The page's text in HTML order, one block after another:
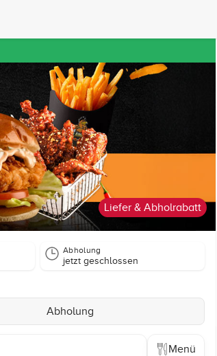
Liefer & Abholrabatt
Abholung
jetzt geschlossen
Abholung
Menü